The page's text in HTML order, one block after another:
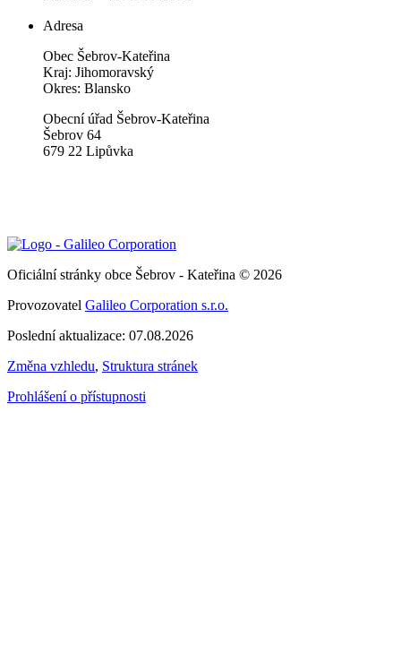
Adresa
Obec Šebrov-Kateřina
Kraj: Jihomoravský
Okres: Blansko
Obecní úřad Šebrov-Kateřina
Šebrov 64
679 22 Lipůvka
Oficiální stránky obce Šebrov - Kateřina © 2026
Provozovatel Galileo Corporation s.r.o.
Poslední aktualizace: 07.08.2026
Změna vzhledu, Struktura stránek
Prohlášení o přístupnosti